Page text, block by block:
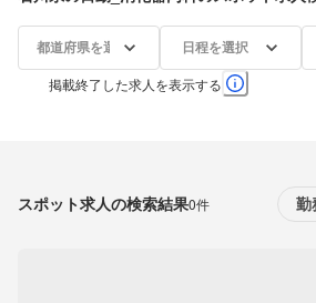
都道府県を選択 日程を選択
掲載終了した求人を表示する
スポット求人の検索結果0件 勤